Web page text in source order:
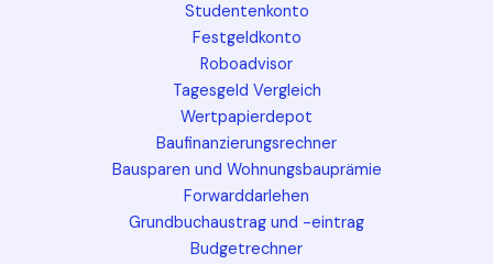
Studentenkonto
Festgeldkonto
Roboadvisor
Tagesgeld Vergleich
Wertpapierdepot
Baufinanzierungsrechner
Bausparen und Wohnungsbauprämie
Forwarddarlehen
Grundbuchaustrag und -eintrag
Budgetrechner